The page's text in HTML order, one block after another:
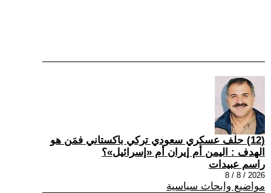
(12) حلف عسكري سعودي تركي باكستاني فمَن هو
الهدف : اليمن أم إيران أم «إسرائيل»؟
راسم عبيدات
2026 / 8 / 8
مواضيع وابحاث سياسية